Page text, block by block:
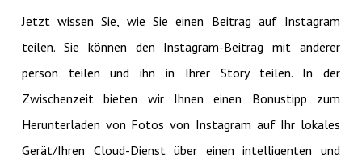
Jetzt wissen Sie, wie Sie einen Beitrag auf Instagram
teilen. Sie können den Instagram-Beitrag mit anderer
person teilen und ihn in Ihrer Story teilen. In der
Zwischenzeit bieten wir Ihnen einen Bonustipp zum
Herunterladen von Fotos von Instagram auf Ihr lokales
Gerät/Ihren Cloud-Dienst über einen intelligenten und